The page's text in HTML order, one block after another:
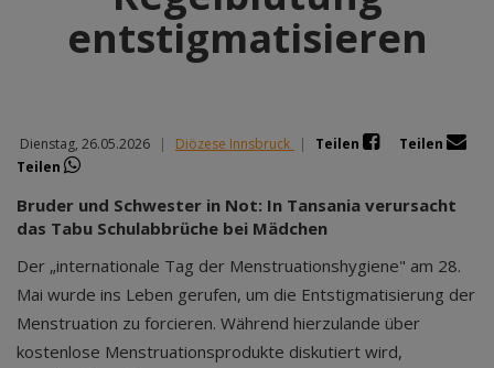
entstigmatisieren
Dienstag, 26.05.2026 | Diözese Innsbruck | Teilen
Teilen
Teilen
Bruder und Schwester in Not: In Tansania verursacht
das Tabu Schulabbrüche bei Mädchen
Der „internationale Tag der Menstruationshygiene" am 28.
Mai wurde ins Leben gerufen, um die Entstigmatisierung der
Menstruation zu forcieren. Während hierzulande über
kostenlose Menstruationsprodukte diskutiert wird,